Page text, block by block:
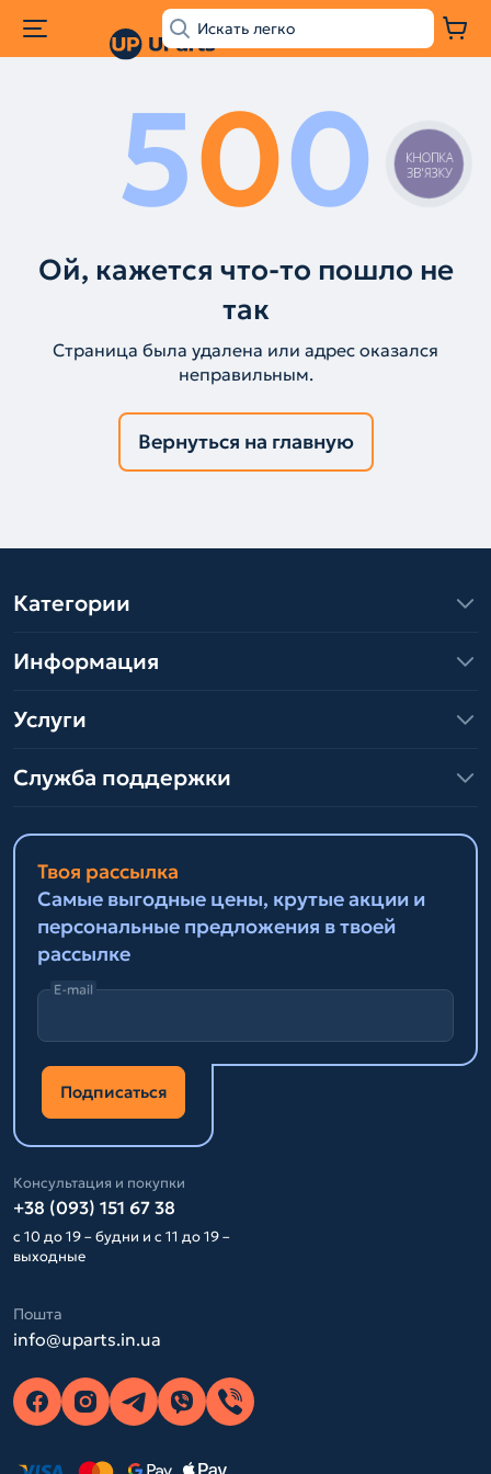
500
Ой, кажется что-то пошло не
так
Страница была удалена или адрес оказался
неправильным.
Вернуться на главную
Категории
Информация
Услуги
Служба поддержки
Твоя рассылка
Самые выгодные цены, крутые акции и
персональные предложения в твоей
рассылке
E-mail
Подписаться
Консультация и покупки
+38 (093) 151 67 38
с 10 до 19 – будни и с 11 до 19 –
выходные
Пошта
info@uparts.in.ua
КНОПКА
ЗВ'ЯЗКУ